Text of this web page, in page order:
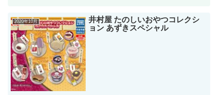
2020年10月
井村屋 たのしいおやつコレクシ
ョン あずきスペシャル